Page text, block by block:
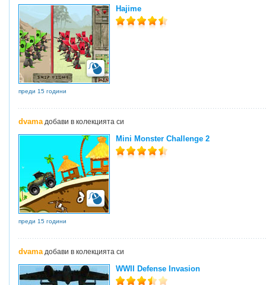
Hajime
преди 15 години
dvamaдобави в колекцията си
Mini Monster Challenge 2
преди 15 години
dvamaдобави в колекцията си
WWII Defense Invasion